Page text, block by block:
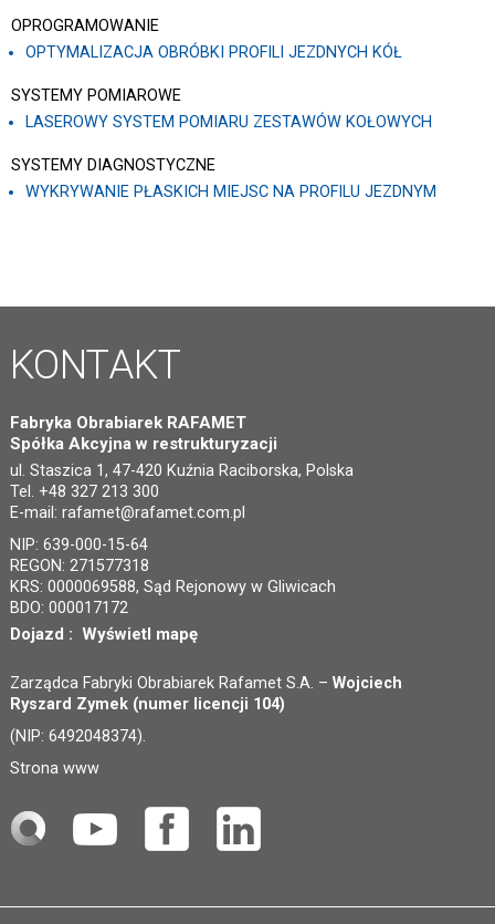
OPROGRAMOWANIE
OPTYMALIZACJA OBRÓBKI PROFILI JEZDNYCH KÓŁ
SYSTEMY POMIAROWE
LASEROWY SYSTEM POMIARU ZESTAWÓW KOŁOWYCH
SYSTEMY DIAGNOSTYCZNE
WYKRYWANIE PŁASKICH MIEJSC NA PROFILU JEZDNYM
KONTAKT
Fabryka Obrabiarek RAFAMET
Spółka Akcyjna w restrukturyzacji
ul. Staszica 1, 47-420 Kuźnia Raciborska, Polska
Tel. +48 327 213 300
E-mail:rafamet@rafamet.com.pl
NIP: 639-000-15-64
REGON: 271577318
KRS: 0000069588, Sąd Rejonowy w Gliwicach
BDO: 000017172
Dojazd :Wyświetl mapę
Zarządca Fabryki Obrabiarek Rafamet S.A. –Wojciech
Ryszard Zymek (numer licencji 104)
(NIP: 6492048374).
Strona www